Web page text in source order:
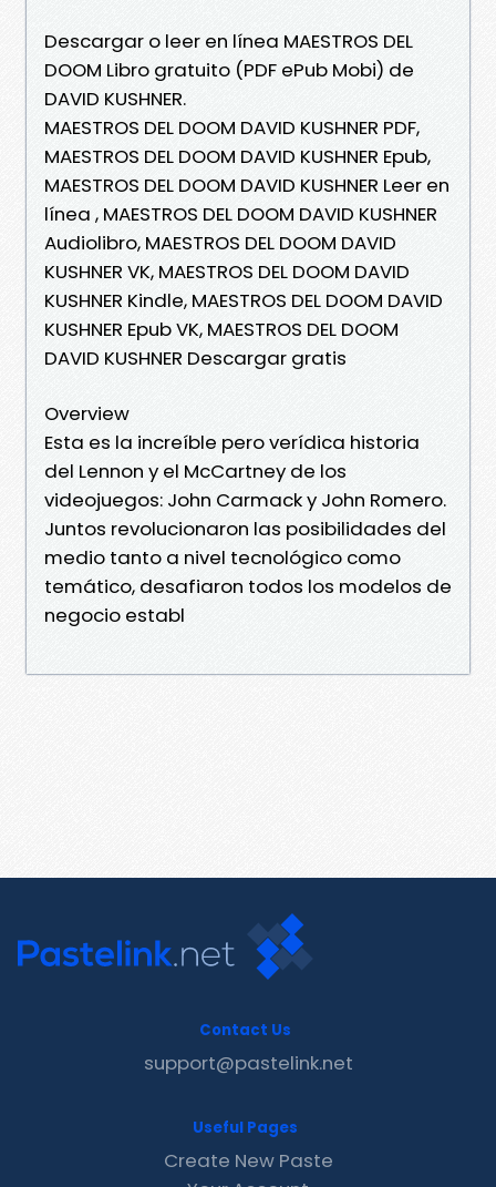
Descargar o leer en línea MAESTROS DEL
DOOM Libro gratuito (PDF ePub Mobi) de
DAVID KUSHNER.
MAESTROS DEL DOOM DAVID KUSHNER PDF,
MAESTROS DEL DOOM DAVID KUSHNER Epub,
MAESTROS DEL DOOM DAVID KUSHNER Leer en
línea , MAESTROS DEL DOOM DAVID KUSHNER
Audiolibro, MAESTROS DEL DOOM DAVID
KUSHNER VK, MAESTROS DEL DOOM DAVID
KUSHNER Kindle, MAESTROS DEL DOOM DAVID
KUSHNER Epub VK, MAESTROS DEL DOOM
DAVID KUSHNER Descargar gratis
Overview
Esta es la increíble pero verídica historia
del Lennon y el McCartney de los
videojuegos: John Carmack y John Romero.
Juntos revolucionaron las posibilidades del
medio tanto a nivel tecnológico como
temático, desafiaron todos los modelos de
negocio establ
Contact Us
support@pastelink.net
Useful Pages
Create New Paste